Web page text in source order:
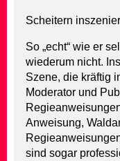
Scheitern
So „echt“ wie er
wiederum nicht.
Szene, die kräftig
Moderator und
Anweisung,
sind sogar